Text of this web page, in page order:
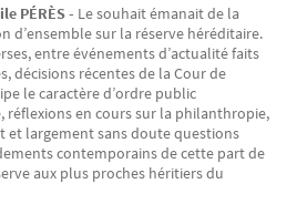
PÉRÈS - Le souhait émanait de la
d’ensemble sur la réserve héréditaire.
entre événements d’actualité faits
décisions récentes de la Cour de
le caractère d’ordre public
réflexions en cours sur la philanthropie,
largement sans doute questions
contemporains de cette part de
aux plus proches héritiers du